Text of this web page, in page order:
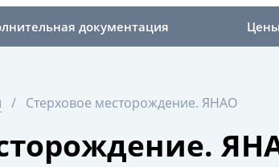
документация
Стерховое месторождение. ЯНАО